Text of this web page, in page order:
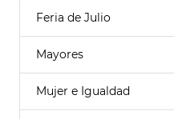
Feria de Julio
Mayores
Mujer e Igualdad